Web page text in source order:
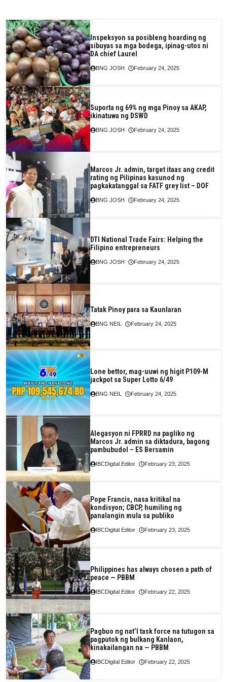
Inspeksyon sa posibleng hoarding ng
sibuyas sa mga bodega, ipinag-utos ni
DA chief Laurel
BNG JOSH February 24, 2025
Suporta ng 69% ng mga Pinoy sa AKAP,
ikinatuwa ng DSWD
BNG JOSH February 24, 2025
Marcos Jr. admin, target itaas ang credit
rating ng Pilipinas kasunod ng
pagkakatanggal sa FATF grey list – DOF
BNG JOSH February 24, 2025
DTI National Trade Fairs: Helping the
Filipino entrepreneurs
BNG JOSH February 24, 2025
Tatak Pinoy para sa Kaunlaran
BNG NEIL February 24, 2025
Lone bettor, mag-uuwi ng higit P109-M
jackpot sa Super Lotto 6/49
BNG NEIL February 24, 2025
Alegasyon ni FPRRD na pagliko ng
Marcos Jr. admin sa diktadura, bagong
pambubudol – ES Bersamin
IBCDigital Editor February 23, 2025
Pope Francis, nasa kritikal na
kondisyon; CBCP, humiling ng
panalangin mula sa publiko
IBCDigital Editor February 23, 2025
Philippines has always chosen a path of
peace — PBBM
IBCDigital Editor February 22, 2025
Pagbuo ng nat’l task force na tutugon sa
pagputok ng bulkang Kanlaon,
kinakailangan na — PBBM
IBCDigital Editor February 22, 2025